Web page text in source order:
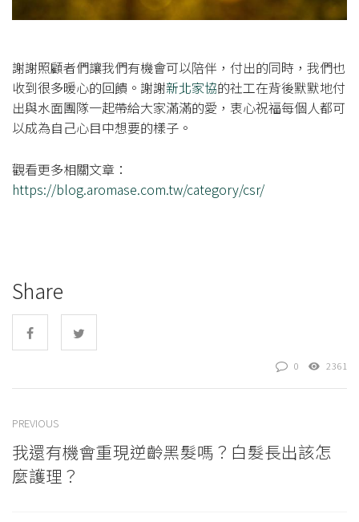
謝謝照顧者們讓我們有機會可以陪伴，付出的同時，我們也
收到很多暖心的回饋。謝謝新北家協的社工在背後默默地付
出與水面團隊一起帶給大家滿滿的愛，衷心祝福每個人都可
以成為自己心目中想要的樣子。
觀看更多相關文章：
https://blog.aromase.com.tw/category/csr/
Share
0 2361
PREVIOUS
我還有機會重現逆齡黑髮嗎？白髮長出該怎
麼護理？